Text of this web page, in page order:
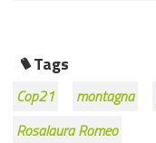
Tags
Cop21 montagna
Rosalaura Romeo